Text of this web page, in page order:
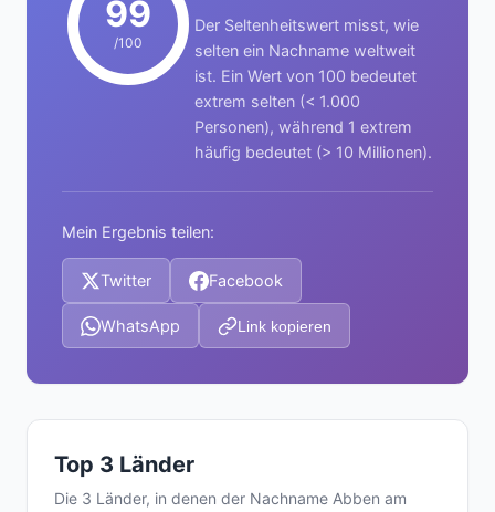
99
/100
Der Seltenheitswert misst, wie
selten ein Nachname weltweit
ist. Ein Wert von 100 bedeutet
extrem selten (< 1.000
Personen), während 1 extrem
häufig bedeutet (> 10 Millionen).
Mein Ergebnis teilen:
Twitter Facebook
WhatsApp Link kopieren
Top 3 Länder
Die 3 Länder, in denen der Nachname Abben am